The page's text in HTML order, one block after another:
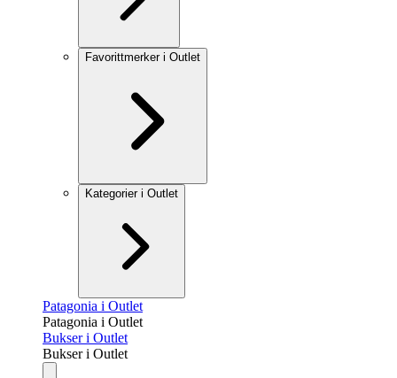
Favorittmerker i Outlet
Kategorier i Outlet
Patagonia i Outlet
Patagonia i Outlet
Bukser i Outlet
Bukser i Outlet